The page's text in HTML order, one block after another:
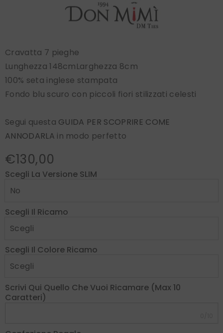
Cravatta 7 pieghe
Lunghezza 148cmLarghezza 8cm
100% seta inglese stampata
Fondo blu scuro con piccoli fiori stilizzati celesti
Segui questa GUIDA PER SCOPRIRE COME
ANNODARLA in modo perfetto
€130,00
Scegli La Versione SLIM
Scegli Il Ricamo
Scegli Il Colore Ricamo
Scrivi Qui Quello Che Vuoi Ricamare (max 10
Caratteri)